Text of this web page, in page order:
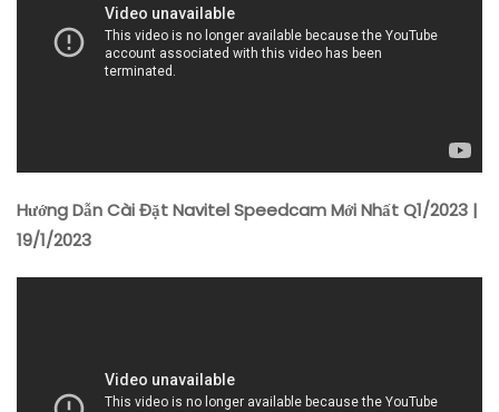
Hướng Dẫn Cài Đặt Navitel Speedcam Mới Nhất Q1/2023 |
19/1/2023